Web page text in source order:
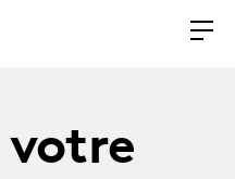
votre